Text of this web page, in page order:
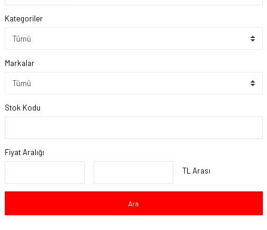
Kategoriler
Markalar
Stok Kodu
Fiyat Aralığı
TL Arası
Ara